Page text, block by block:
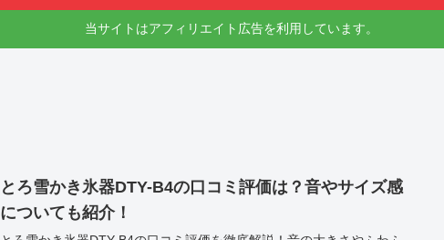
当サイトはアフィリエイト広告を利用しています。
とろ雪かき氷器DTY-B4の口コミ評価は？音やサイズ感
についても紹介！